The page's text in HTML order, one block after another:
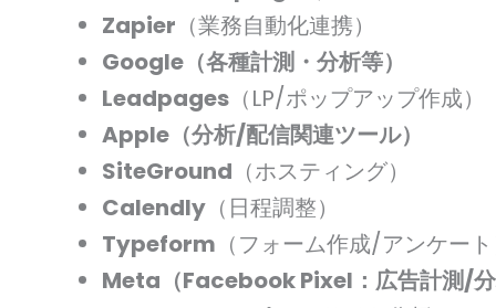
Zapier （業務自動化連携）
Google（各種計測・分析等）
Leadpages （LP/ポップアップ作成）
Apple（分析/配信関連ツール）
SiteGround （ホスティング）
Calendly （日程調整）
Typeform （フォーム作成/アンケート
Meta（Facebook Pixel：広告計測/分